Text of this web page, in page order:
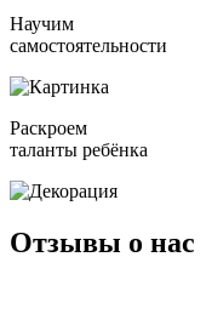
Научим
самостоятельности
Раскроем
таланты ребёнка
Отзывы о нас